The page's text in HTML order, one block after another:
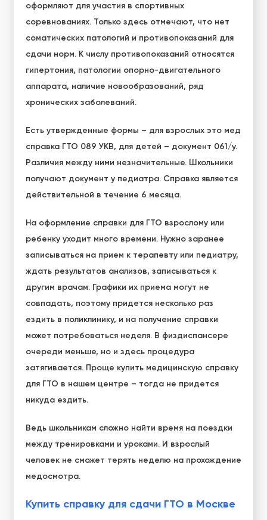
оформляют для участия в спортивных
соревнованиях. Только здесь отмечают, что нет
соматических патологий и противопоказаний для
сдачи норм. К числу противопоказаний относятся
гипертония, патологии опорно-двигательного
аппарата, наличие новообразований, ряд
хронических заболеваний.
Есть утвержденные формы – для взрослых это мед
справка ГТО 089 УКВ, для детей – документ 061/у.
Различия между ними незначительные. Школьники
получают документ у педиатра. Справка является
действительной в течение 6 месяца.
На оформление справки для ГТО взрослому или
ребенку уходит много времени. Нужно заранее
записываться на прием к терапевту или педиатру,
ждать результатов анализов, записываться к
другим врачам. Графики их приема могут не
совпадать, поэтому придется несколько раз
ездить в поликлинику, и на получение справки
может потребоваться неделя. В физдиспансере
очереди меньше, но и здесь процедура
затягивается. Проще купить медицинскую справку
для ГТО в нашем центре – тогда не придется
никуда ездить.
Ведь школьникам сложно найти время на поездки
между тренировками и уроками. И взрослый
человек не сможет терять неделю на прохождение
медосмотра.
Купить справку для сдачи ГТО в Москве